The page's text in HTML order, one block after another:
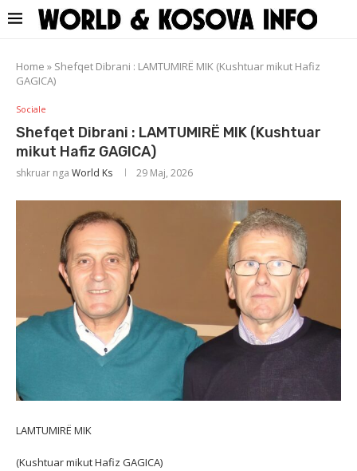
Home » Shefqet Dibrani : LAMTUMIRË MIK (Kushtuar mikut Hafiz
GAGICA)
Sociale
Shefqet Dibrani : LAMTUMIRË MIK (Kushtuar
mikut Hafiz GAGICA)
shkruar nga World Ks 29 Maj, 2026
LAMTUMIRË MIK
(Kushtuar mikut Hafiz GAGICA)